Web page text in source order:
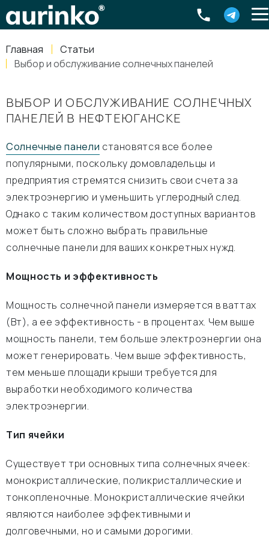
Главная
Статьи
Выбор и обслуживание солнечных панелей
ВЫБОР И ОБСЛУЖИВАНИЕ СОЛНЕЧНЫХ
ПАНЕЛЕЙ В НЕФТЕЮГАНСКЕ
Солнечные панели становятся все более
популярными, поскольку домовладельцы и
предприятия стремятся снизить свои счета за
электроэнергию и уменьшить углеродный след.
Однако с таким количеством доступных вариантов
может быть сложно выбрать правильные
солнечные панели для ваших конкретных нужд.
Мощность и эффективность
Мощность солнечной панели измеряется в ваттах
(Вт), а ее эффективность - в процентах. Чем выше
мощность панели, тем больше электроэнергии она
может генерировать. Чем выше эффективность,
тем меньше площади крыши требуется для
выработки необходимого количества
электроэнергии.
Тип ячейки
Существует три основных типа солнечных ячеек:
монокристаллические, поликристаллические и
тонкопленочные. Монокристаллические ячейки
являются наиболее эффективными и
долговечными, но и самыми дорогими.
Россия, Свердловская область Екатеринбург ,
8-800-770-79-40